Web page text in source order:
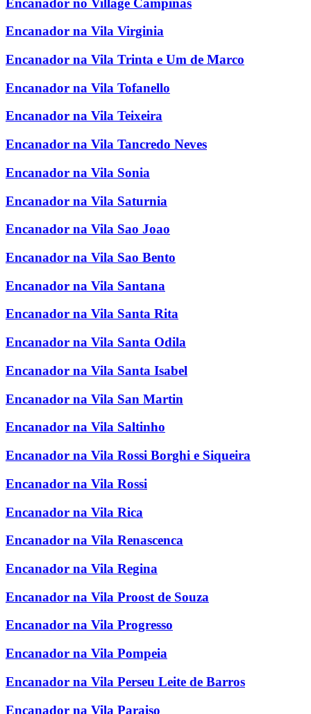
Encanador na Vila Virginia
Encanador na Vila Trinta e Um de Marco
Encanador na Vila Tofanello
Encanador na Vila Teixeira
Encanador na Vila Tancredo Neves
Encanador na Vila Sonia
Encanador na Vila Saturnia
Encanador na Vila Sao Joao
Encanador na Vila Sao Bento
Encanador na Vila Santana
Encanador na Vila Santa Rita
Encanador na Vila Santa Odila
Encanador na Vila Santa Isabel
Encanador na Vila San Martin
Encanador na Vila Saltinho
Encanador na Vila Rossi Borghi e Siqueira
Encanador na Vila Rossi
Encanador na Vila Rica
Encanador na Vila Renascenca
Encanador na Vila Regina
Encanador na Vila Proost de Souza
Encanador na Vila Progresso
Encanador na Vila Pompeia
Encanador na Vila Perseu Leite de Barros
Encanador na Vila Paraiso